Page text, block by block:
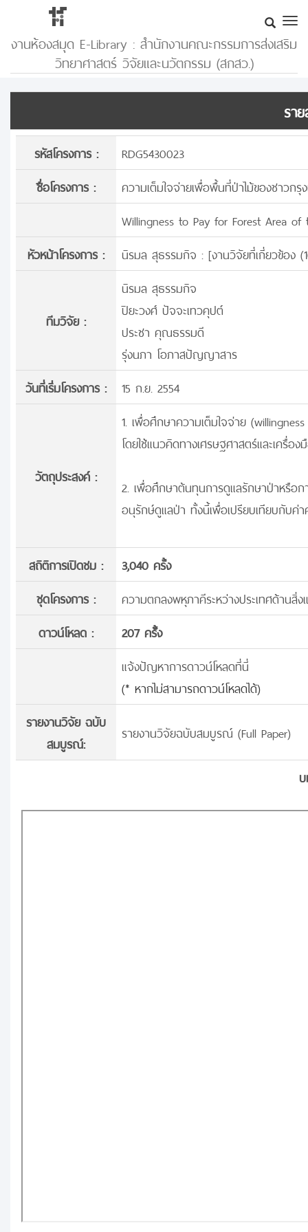
งานห้องสมุด E-Library : สำนักงานคณะกรรมการส่งเสริม
วิทยาศาสตร์ วิจัยและนวัตกรรม (สกสว.)
รา
รหัสโครงการ :
RDG5430023
ชื่อโครงการ :
ความเต็มใจจ่ายเพื่อพื้นที่ป่าไม้ของชาวกรุ
Willingness to Pay for Forest Area of
หัวหน้าโครงการ :
นิรมล สุธรรมกิจ : [งานวิจัยที่เกี่ยวข้อง
ทีมวิจัย :
นิรมล สุธรรมกิจ
ปิยะวงศ์ ปัจจะเทวคุปต์
ประชา คุณธรรมดี
รุ่งนภา โอภาสปัญญาสาร
วันที่เริ่มโครงการ :
15 ก.ย. 2554
วัตถุประสงค์ :
1. เพื่อศึกษาความเต็มใจจ่าย
โดยใช้แนวคิดทางเศรษฐศาสตร์และเครื่อ
2. เพื่อศึกษาต้นทุนการดูแลรักษาป่าหรือ
อนุรักษ์ดูแลป่า ทั้งนี้เพื่อเปรียบเทียบกับค่
สถิติการเปิดชม :
3,040 ครั้ง
ชุดโครงการ :
ความตกลงพหุภาคีระหว่างประเทศด้านสิ่
ดาวน์โหลด :
207 ครั้้ง
แจ้งปัญหาการดาวน์โหลดที่นี่
(* หากไม่สามารถดาวน์โหลดได้)
รายงานวิจัย ฉบับ
สมบูรณ์:
รายงานวิจัยฉบับสมบูรณ์ (Full Paper)